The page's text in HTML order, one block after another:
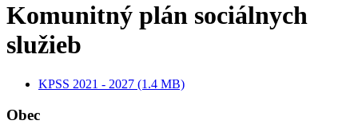
Komunitný plán sociálnych
služieb
KPSS 2021 - 2027 (1.4 MB)
Obec